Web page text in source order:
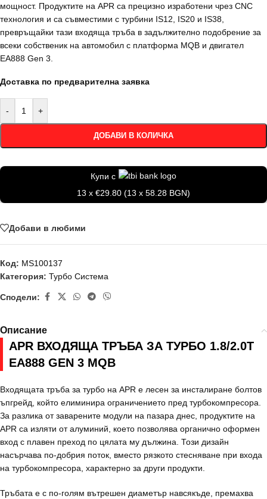
мощност. Продуктите на APR са прецизно изработени чрез CNC
технология и са съвместими с турбини IS12, IS20 и IS38,
превръщайки тази входяща тръба в задължително подобрение за
всеки собственик на автомобил с платформа MQB и двигател
EA888 Gen 3.
Доставка по предварителна заявка
- +
ДОБАВИ В КОЛИЧКА
Купи с
13 x €29.80 (13 x 58.28 BGN)
Добави в любими
Код: MS100137
Категория: Турбо Система
Сподели:
Описание
APR ВХОДЯЩА ТРЪБА ЗА ТУРБО 1.8/2.0T
EA888 GEN 3 MQB
Входящата тръба за турбо на APR е лесен за инсталиране болтов
ъпгрейд, който елиминира ограничението пред турбокомпресора.
За разлика от заварените модули на пазара днес, продуктите на
APR са изляти от алуминий, което позволява органично оформен
вход с плавен преход по цялата му дължина. Този дизайн
насърчава по-добрия поток, вместо рязкото стесняване при входа
на турбокомпресора, характерно за други продукти.
Тръбата е с по-голям вътрешен диаметър навсякъде, премахва